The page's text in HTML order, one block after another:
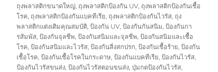
ถุงพลาสติกขนาดใหญ่, ถุงพลาสติกป้องกัน UV, ถุงพลาสติกป้องกันเชื้อ
โรค, ถุงพลาสติกป้องกันแบคทีเรีย, ถุงพลาสติกป้องกันไวรัส, ถุง
พลาสติกแต่งเติมคุณสมบัติ,ป้องกัน UV,ป้องกันกันสนิม,ป้องกันกา
รสัมพัส,ป้องกันจุลชีพ,ป้องกันสนิมและจุลชีพ,ป้องกันสนิมและเชื้อ
โรค,ป้องกันสนิมและไวรัส,ป้องกันสิ่งสกปรก,ป้องกันเชื้อร้าย,ป้องกัน
เชื้อโรค,ป้องกันเชื้อโรคในกระดาษ,ป้องกันแบคทีเรีย,ป้องกันไวรัส,
ป้องกันไวรัสขนส่ง,ป้องกันไวรัสตอนขนส่ง,ปุ่มกดป้องกันไวรัส,